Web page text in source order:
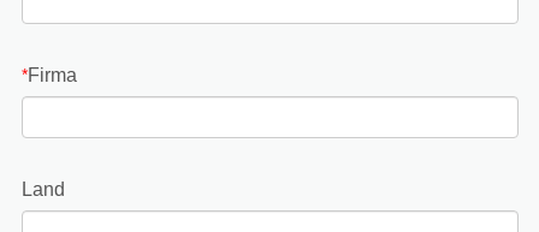
*Firma
Land